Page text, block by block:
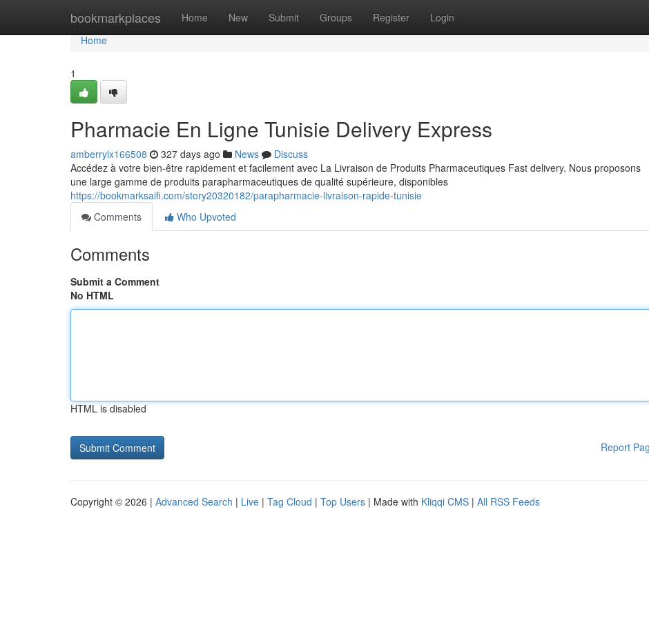
bookmarkplaces Home New Submit Groups Register Login
Home
Home
1
Pharmacie En Ligne Tunisie Delivery Express
amberrylx166508 327 days ago News
Discuss
Accédez à votre bien-être rapidement et facilement avec La Livraison de Produits Pharmaceutiques Fast delivery. Nous proposons
une large gamme de produits parapharmaceutiques de qualité supérieure, disponibles
https://bookmarksaifi.com/story20320182/parapharmacie-livraison-rapide-tunisie
Comments
Who Upvoted
Comments
Submit a Comment
No HTML
HTML is disabled
Report
Copyright © 2026 | Advanced Search | Live | Tag Cloud | Top Users | Made with Kliqqi CMS | All RSS Feeds